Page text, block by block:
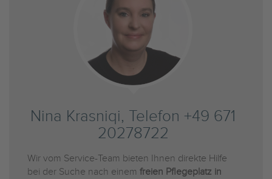
Nina Krasniqi, Telefon +49 671
20278722
Wir vom Service-Team bieten Ihnen direkte Hilfe
bei der Suche nach einem freien Pflegeplatz in